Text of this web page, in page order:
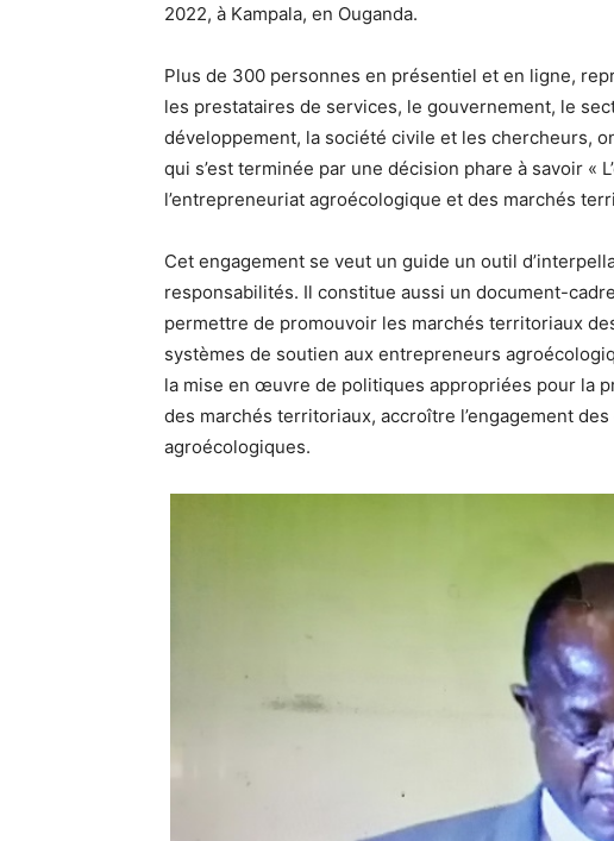
2022, à Kampala, en Ouganda.
Plus de 300 personnes en présentiel et en ligne,
les prestataires de services, le gouvernement, le
développement, la société civile et les chercheurs,
qui s’est terminée par une décision phare à savoir «
l’entrepreneuriat agroécologique et des marchés
Cet engagement se veut un guide un outil
responsabilités. Il constitue aussi un document-
permettre de promouvoir les marchés territoriaux
systèmes de soutien aux entrepreneurs
la mise en œuvre de politiques appropriées pour la
des marchés territoriaux, accroître l’engagement
agroécologiques.